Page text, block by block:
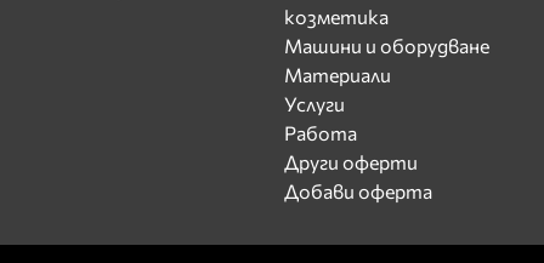
козметика
Машини и оборудване
Материали
Услуги
Работа
Други оферти
Добави оферта